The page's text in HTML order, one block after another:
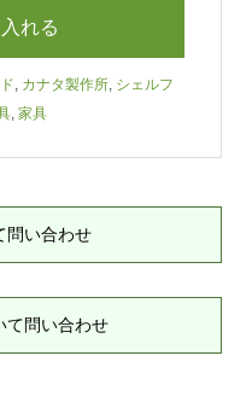
, カナタ製作所, シェルフ
, 家具
問い合わせ
て問い合わせ